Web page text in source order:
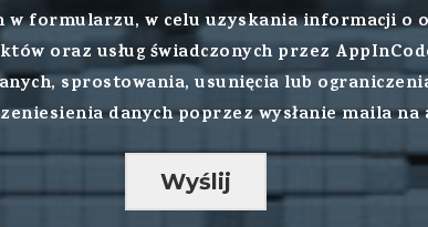
w formularzu, w celu uzyskania informacji
oraz usług świadczonych przez
sprostowania, usunięcia lub
danych poprzez wysłanie maila
Wyślij